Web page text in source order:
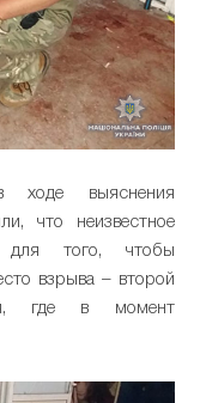
выяснения
что неизвестное
того, чтобы
взрыва – второй
где в момент